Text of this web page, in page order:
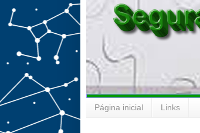
Página inicial Links